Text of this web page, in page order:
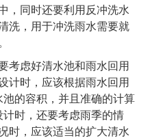
，同时还要利用反冲洗水
洗，用于冲洗雨水需要就
考虑好清水池和雨水回用
计时，应该根据雨水回用
的容积，并且准确的计算
时，还要考虑雨季的情
时，应该适当的扩大清水